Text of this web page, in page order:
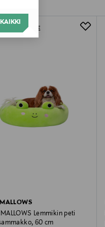
EXCLUSIVE
Lemmikin peti
60 cm